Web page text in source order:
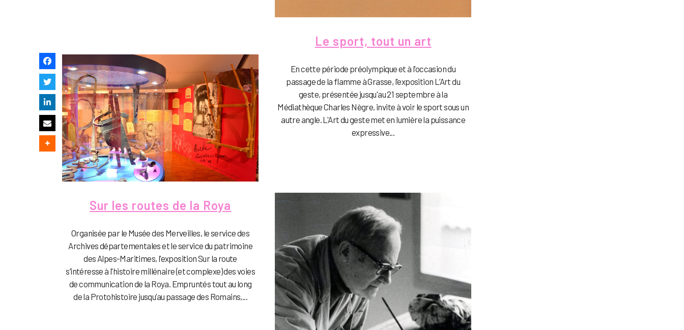
Le sport, tout un art
En cette période préolympique et à l'occasion du
passage de la flamme à Grasse, l'exposition L’Art du
geste, présentée jusqu'au 21 septembre à la
Médiathèque Charles Nègre, invite à voir le sport sous un
autre angle. L'Art du geste met en lumière la puissance
expressive...
Sur les routes de la Roya
Organisée par le Musée des Merveilles, le service des
Archives départementales et le service du patrimoine
des Alpes-Maritimes, l'exposition Sur la route
s’intéresse à l'histoire millénaire (et complexe) des voies
de communication de la Roya. Empruntés tout au long
de la Protohistoire jusqu’au passage des Romains,...